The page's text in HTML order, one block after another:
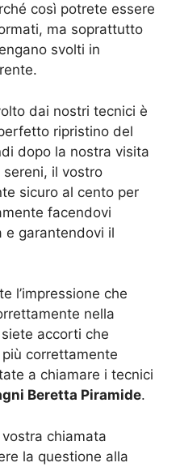
così potrete essere
ma soprattutto
svolti in
dai nostri tecnici è
ripristino del
dopo la nostra visita
il vostro
sicuro al cento per
facendovi
e garantendovi il
l’impressione che
nella
accorti che
più correttamente
a chiamare i tecnici
Beretta Piramide.
chiamata
la questione alla